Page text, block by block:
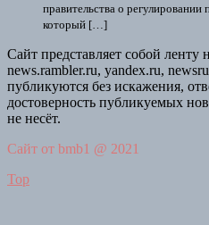
правительства о регулировании
который […]
Сайт представляет собой ленту
news.rambler.ru, yandex.ru,
публикуются без искажения,
достоверность публикуемых
не несёт.
Сайт от bmb1 @ 2021
Top